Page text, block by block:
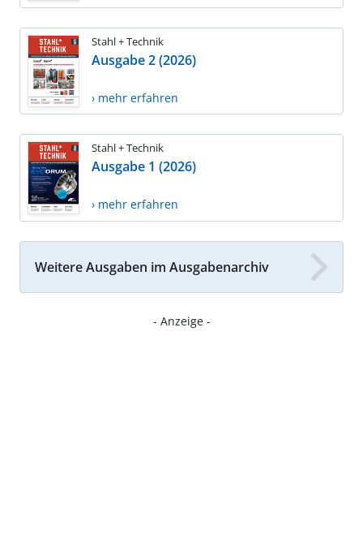
Stahl + Technik
Ausgabe 2 (2026)
› mehr erfahren
Stahl + Technik
Ausgabe 1 (2026)
› mehr erfahren
Weitere Ausgaben im Ausgabenarchiv
- Anzeige -